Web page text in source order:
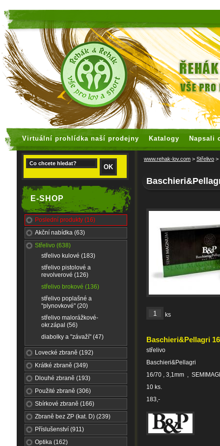
Virtuální prohlídka naší prodejny Katalogy Napsali
E-SHOP
Poslední produkty (16)
Akční nabídka (63)
Střelivo (638)
střelivo kulové (183)
střelivo pistolové a
revolverové (126)
střelivo brokové (136)
střelivo poplašné a
"plynovkové" (20)
střelivo malorážkové-
okr.zápal (56)
diabolky a "závaží" (47)
Lovecké zbraně (192)
Krátké zbraně (349)
Dlouhé zbraně (193)
Použité zbraně (306)
Sbírkové zbraně (166)
Zbraně bez ZP (kat. D) (239)
Příslušenství (911)
Optika (162)
www.rehak-lov.com > Střelivo >
ks
Baschieri&Pellagri
střelivo
Baschieri&Pellagri
16/70 , 3,1mm ,
10 ks.
183,-